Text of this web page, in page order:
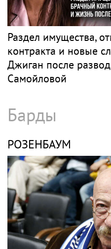
Раздел имущества,
контракта и новые
Джиган после
Самойловой
Барды
РОЗЕНБАУМ